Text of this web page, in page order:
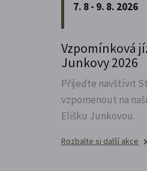
7. 8 - 9. 8. 2026
Vzpomínková
Junkovy 2026
Přijeďte navštívit
vzpomenout na
Elišku Junkovou.
Rozbalte si další akce